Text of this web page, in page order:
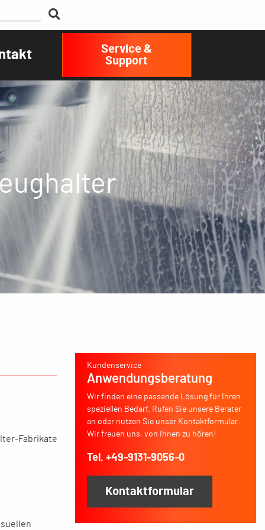
Service &
Support
Fabrikate
Kundenservice
Anwendungsberatung
Wir finden eine passende Lösung für Ihren
speziellen Bedarf. Rufen Sie unsere Berater
an oder nutzen Sie unser Kontaktformular.
Wir freuen uns, von Ihnen zu hören!
Tel. +49-9131-9056-0
Kontaktformular